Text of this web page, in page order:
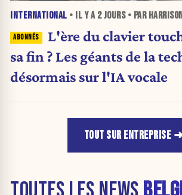
INTERNATIONAL • IL Y A 2 JOURS• PAR
L'ère du clavier
sa fin ? Les géants de la
désormais sur l'IA vocale
TOUT SUR ENTREPRISE